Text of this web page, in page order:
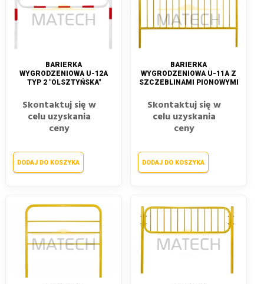
BARIERKA
WYGRODZENIOWA U-12A
TYP 2 "OLSZTYŃSKA"
Skontaktuj się w
celu uzyskania
ceny
DODAJ DO KOSZYKA
BARIERKA
WYGRODZENIOWA U-11A Z
SZCZEBLINAMI PIONOWYMI
Skontaktuj się w
celu uzyskania
ceny
DODAJ DO KOSZYKA